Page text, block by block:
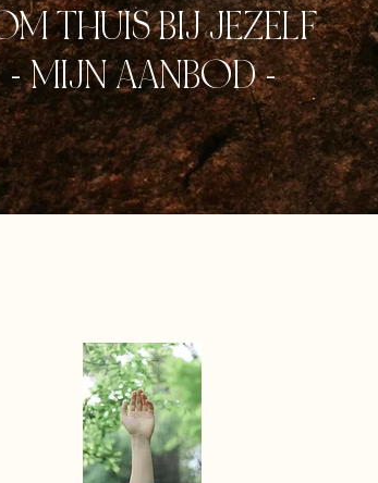
THUIS BIJ JEZELF
- MIJN AANBOD -